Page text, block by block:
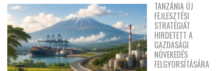
TANZÁNIA ÚJ
FEJLESZTÉSI
STRATÉGIÁT
HIRDETETT A
GAZDASÁGI
NÖVEKEDÉS
FELGYORSÍTÁSÁRA